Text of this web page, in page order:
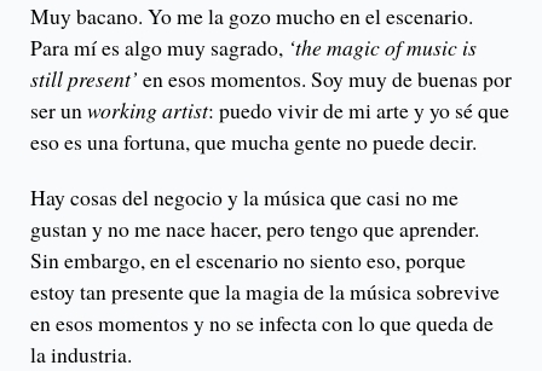
Muy bacano. Yo me la gozo mucho en el escenario.
Para mí es algo muy sagrado, ‘the magic of music is
still present’ en esos momentos. Soy muy de buenas por
ser unworking artist: puedo vivir de mi arte y yo sé que
eso es una fortuna, que mucha gente no puede decir.
Hay cosas del negocio y la música que casi no me
gustan y no me nace hacer, pero tengo que aprender.
Sin embargo, en el escenario no siento eso, porque
estoy tan presente que la magia de la música sobrevive
en esos momentos y no se infecta con lo que queda de
la industria.